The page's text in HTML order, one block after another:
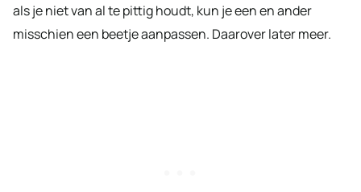
als je niet van al te pittig houdt, kun je een en ander
misschien een beetje aanpassen. Daarover later meer.